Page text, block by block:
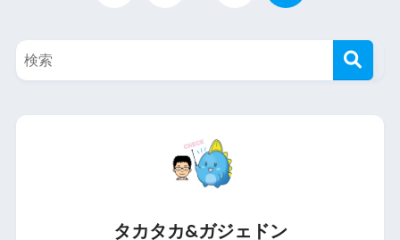
タカタカ&ガジェドン